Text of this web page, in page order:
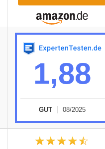
1,88
GUT 08/2025
★★★★★
☆☆☆☆☆